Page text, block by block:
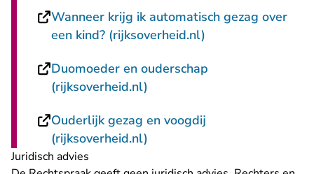
Wanneer krijg ik automatisch gezag over
een kind? (rijksoverheid.nl)
Duomoeder en ouderschap
(rijksoverheid.nl)
Ouderlijk gezag en voogdij
(rijksoverheid.nl)
Juridisch advies